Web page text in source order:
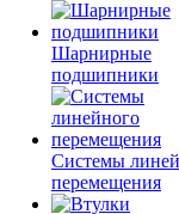
Шарнирные
подшипники
Системы
перемещения